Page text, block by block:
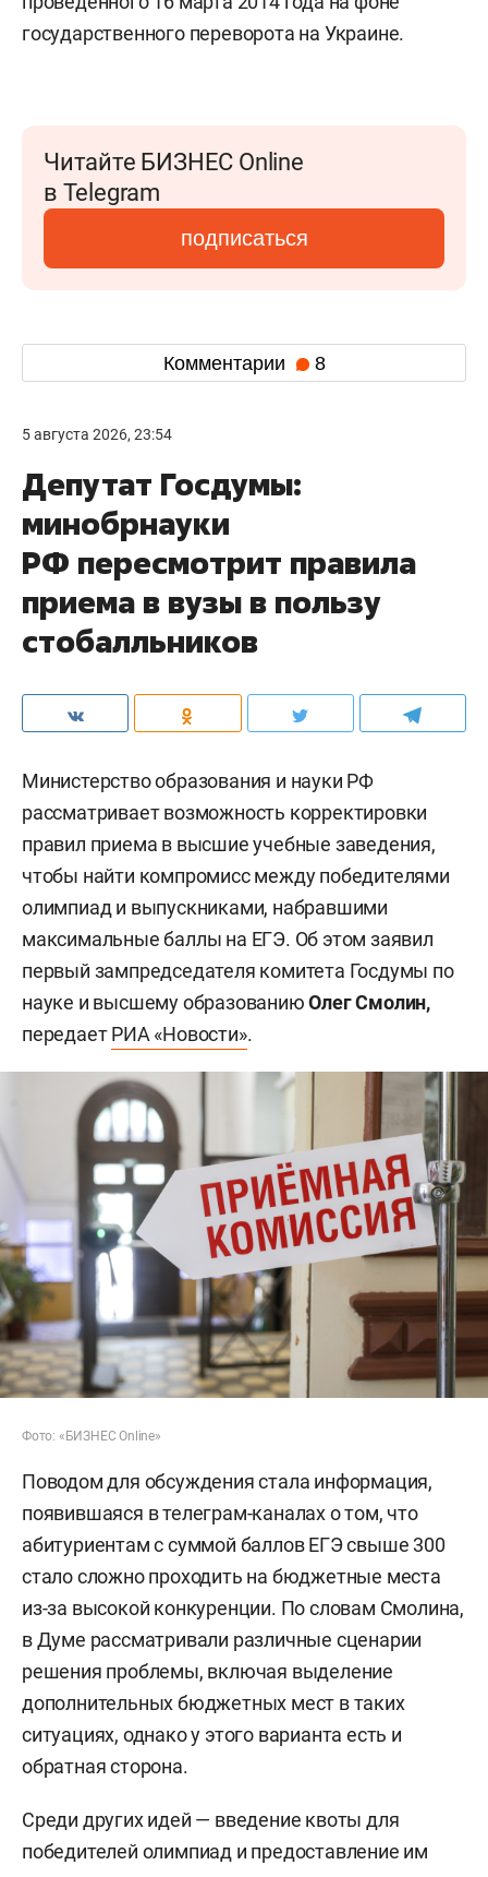
государственного переворота на Украине.
Читайте БИЗНЕС Online
в Telegram
подписаться
Комментарии 8
5 августа 2026, 23:54
Депутат Госдумы:
минобрнауки
РФ пересмотрит правила
приема в вузы в пользу
стобалльников
Министерство образования и науки РФ
рассматривает возможность корректировки
правил приема в высшие учебные заведения,
чтобы найти компромисс между победителями
олимпиад и выпускниками, набравшими
максимальные баллы на ЕГЭ. Об этом заявил
первый зампредседателя комитета Госдумы по
науке и высшему образованиюОлег Смолин,
передаетРИА «Новости».
Фото: «БИЗНЕС Online»
Поводом для обсуждения стала информация,
появившаяся в телеграм-каналах о том, что
абитуриентам с суммой баллов ЕГЭ свыше 300
стало сложно проходить на бюджетные места
из-за высокой конкуренции. По словам Смолина,
в Думе рассматривали различные сценарии
решения проблемы, включая выделение
дополнительных бюджетных мест в таких
ситуациях, однако у этого варианта есть и
обратная сторона.
Среди других идей — введение квоты для
победителей олимпиад и предоставление им